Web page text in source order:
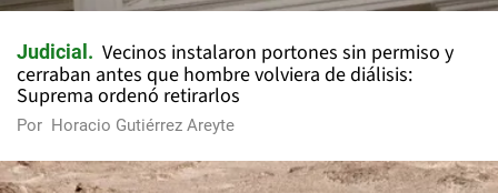
Judicial
Vecinos instalaron portones sin permiso y
cerraban antes que hombre volviera de diálisis:
Suprema ordenó retirarlos
Por Horacio Gutiérrez Areyte